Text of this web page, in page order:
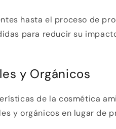
hasta el proceso de
para reducir su
y Orgánicos
de la cosmética
y orgánicos en lugar de